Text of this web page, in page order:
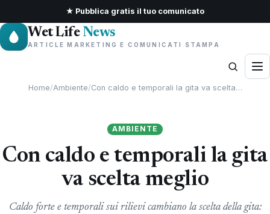
★ Pubblica gratis il tuo comunicato
Wet Life News
ARTICLE MARKETING E COMUNICATI STAMPA
Home/Ambiente/Con caldo e temporali la gita va scelta…
AMBIENTE
Con caldo e temporali la gita
va scelta meglio
Caldo forte e temporali sui rilievi cambiano la scelta della gita: